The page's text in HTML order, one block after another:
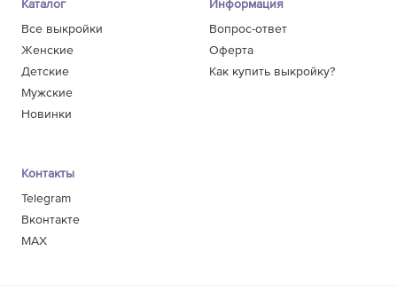
Каталог
Все выкройки
Женские
Детские
Мужские
Новинки
Информация
Вопрос-ответ
Оферта
Как купить выкройку?
Контакты
Telegram
Вконтакте
MAX